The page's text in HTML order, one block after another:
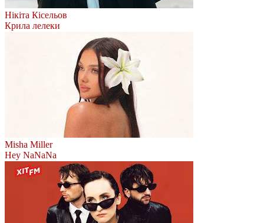
Нікіта Кісельов
Крила лелеки
Misha Miller
Hey NaNaNa